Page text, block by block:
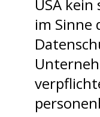
USA
im Sinne